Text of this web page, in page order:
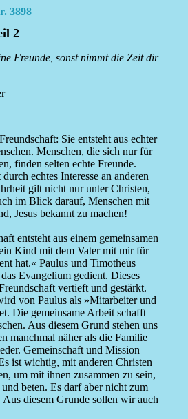
3898
2
Freunde, sonst nimmt die Zeit dir
Sie entsteht aus echter
Menschen, die sich nur für
finden selten echte Freunde.
echtes Interesse an anderen
gilt nicht nur unter Christen,
im Blick darauf, Menschen mit
Jesus bekannt zu machen!
entsteht aus einem gemeinsamen
Kind mit dem Vater mit mir für
hat.« Paulus und Timotheus
Evangelium gedient. Dieses
vertieft und gestärkt.
von Paulus als »Mitarbeiter und
Die gemeinsame Arbeit schafft
Aus diesem Grund stehen uns
manchmal näher als die Familie
Gemeinschaft und Mission
ist wichtig, mit anderen Christen
um mit ihnen zusammen zu sein,
beten. Es darf aber nicht zum
diesem Grunde sollen wir auch